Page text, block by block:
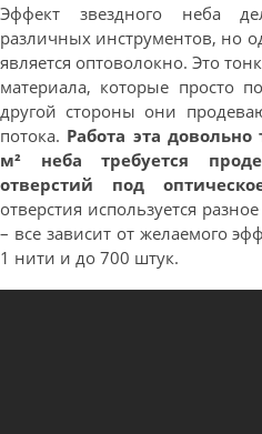
Эффект звездного неба
различных инструментов, но
является оптоволокно. Это
материала, которые просто
другой стороны они
потока. Работа эта
м² неба требуется
отверстий под
отверстия используется
– все зависит от желаемого
1 нити и до 700 штук.